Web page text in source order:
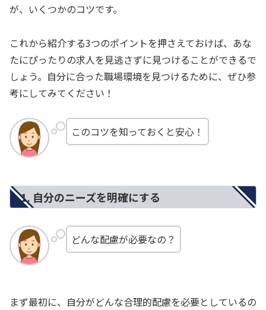
が、いくつかのコツです。
これから紹介する3つのポイントを押さえておけば、あな
たにぴったりの求人を見逃さずに見つけることができるで
しょう。自分に合った職場環境を見つけるために、ぜひ参
考にしてみてください！
このコツを知っておくと安心！
1. 自分のニーズを明確にする
どんな配慮が必要なの？
まず最初に、自分がどんな合理的配慮を必要としているの